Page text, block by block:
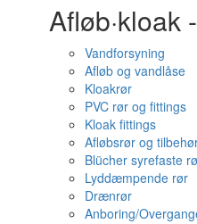
Afløb·kloak
Vandforsyning
Afløb og vandlåse
Kloakrør
PVC rør og fittings
Kloak fittings
Afløbsrør og
Blücher syrefaste
Lyddæmpende rør
Drænrør
Anboring/